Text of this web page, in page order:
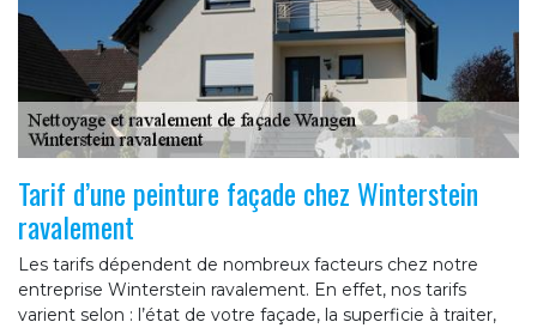
Tarif d’une peinture façade chez Winterstein
ravalement
Les tarifs dépendent de nombreux facteurs chez notre
entreprise Winterstein ravalement. En effet, nos tarifs
varient selon : l’état de votre façade, la superficie à traiter,